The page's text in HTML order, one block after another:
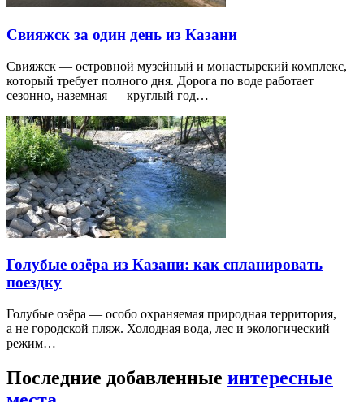
Свияжск за один день из Казани
Свияжск — островной музейный и монастырский комплекс,
который требует полного дня. Дорога по воде работает
сезонно, наземная — круглый год…
Голубые озёра из Казани: как спланировать
поездку
Голубые озёра — особо охраняемая природная территория,
а не городской пляж. Холодная вода, лес и экологический
режим…
Последние добавленные интересные